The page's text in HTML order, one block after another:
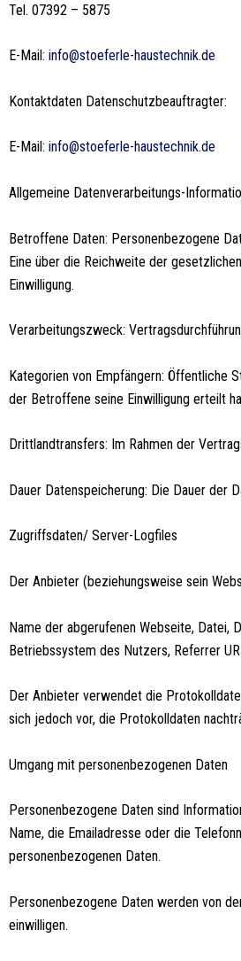
Tel. 07392 – 5875
E-Mail: info@stoeferle-haustechnik.de
Kontaktdaten Datenschutzbeauftragter:
E-Mail: info@stoeferle-haustechnik.de
Allgemeine Datenverarbeitungs-
Betroffene Daten: Personenbezogene
Eine über die Reichweite der
Einwilligung.
Verarbeitungszweck:
Kategorien von Empfängern: Öffentliche
der Betroffene seine Einwilligung erteilt
Drittlandtransfers: Im Rahmen der
Dauer Datenspeicherung: Die Dauer der
Zugriffsdaten/ Server-Logfiles
Der Anbieter (beziehungsweise sein
Name der abgerufenen Webseite, Datei,
Betriebssystem des Nutzers, Referrer
Der Anbieter verwendet die
sich jedoch vor, die Protokolldaten
Umgang mit personenbezogenen Daten
Personenbezogene Daten sind
Name, die Emailadresse oder die
personenbezogenen Daten.
Personenbezogene Daten werden von
einwilligen.